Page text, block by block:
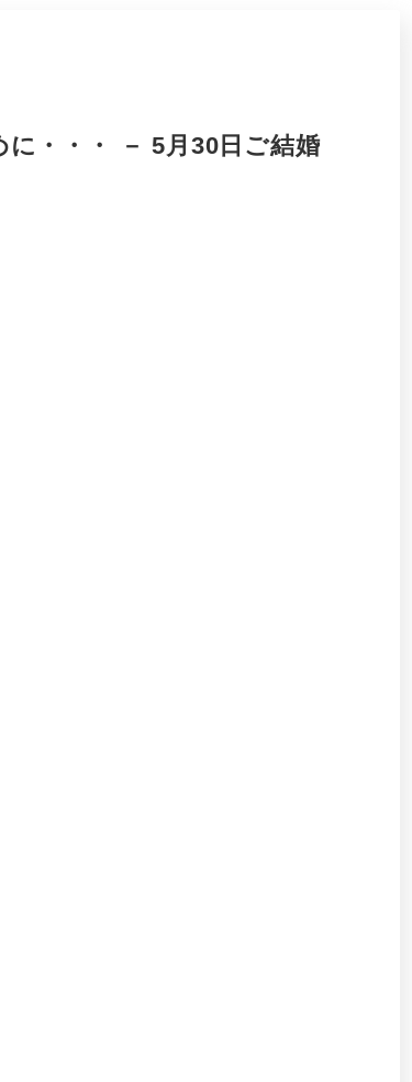
に・・・ － 5月30日ご結婚